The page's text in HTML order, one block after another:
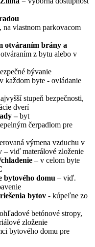
, na vlastnom parkovacom
otváraním brány a
z bytu alebo v
bývanie
v každom byte - ovládanie
stupeň bezpečnosti,
dverí
–byt
čerpadlom pre
výmena vzduchu v
– viď materálové zloženie
– v celom byte
bytového domu – viď.
bytov - kúpeľne zo
betónové stropy,
zloženie
bytového domu pre